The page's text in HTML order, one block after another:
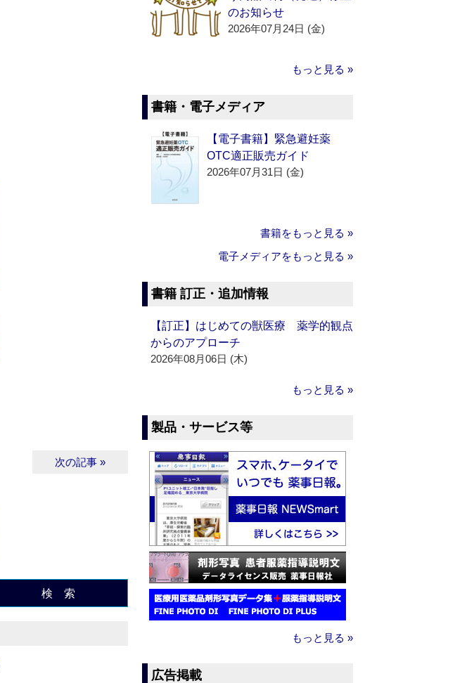
次の記事 »
検 索
のお知らせ
2026年07月24日 (金)
もっと見る »
書籍・電子メディア
【電子書籍】緊急避妊薬
OTC適正販売ガイド
2026年07月31日 (金)
書籍をもっと見る »
電子メディアをもっと見る »
書籍 訂正・追加情報
【訂正】はじめての獣医療 薬学的観点
からのアプローチ
2026年08月06日 (木)
もっと見る »
製品・サービス等
もっと見る »
広告掲載